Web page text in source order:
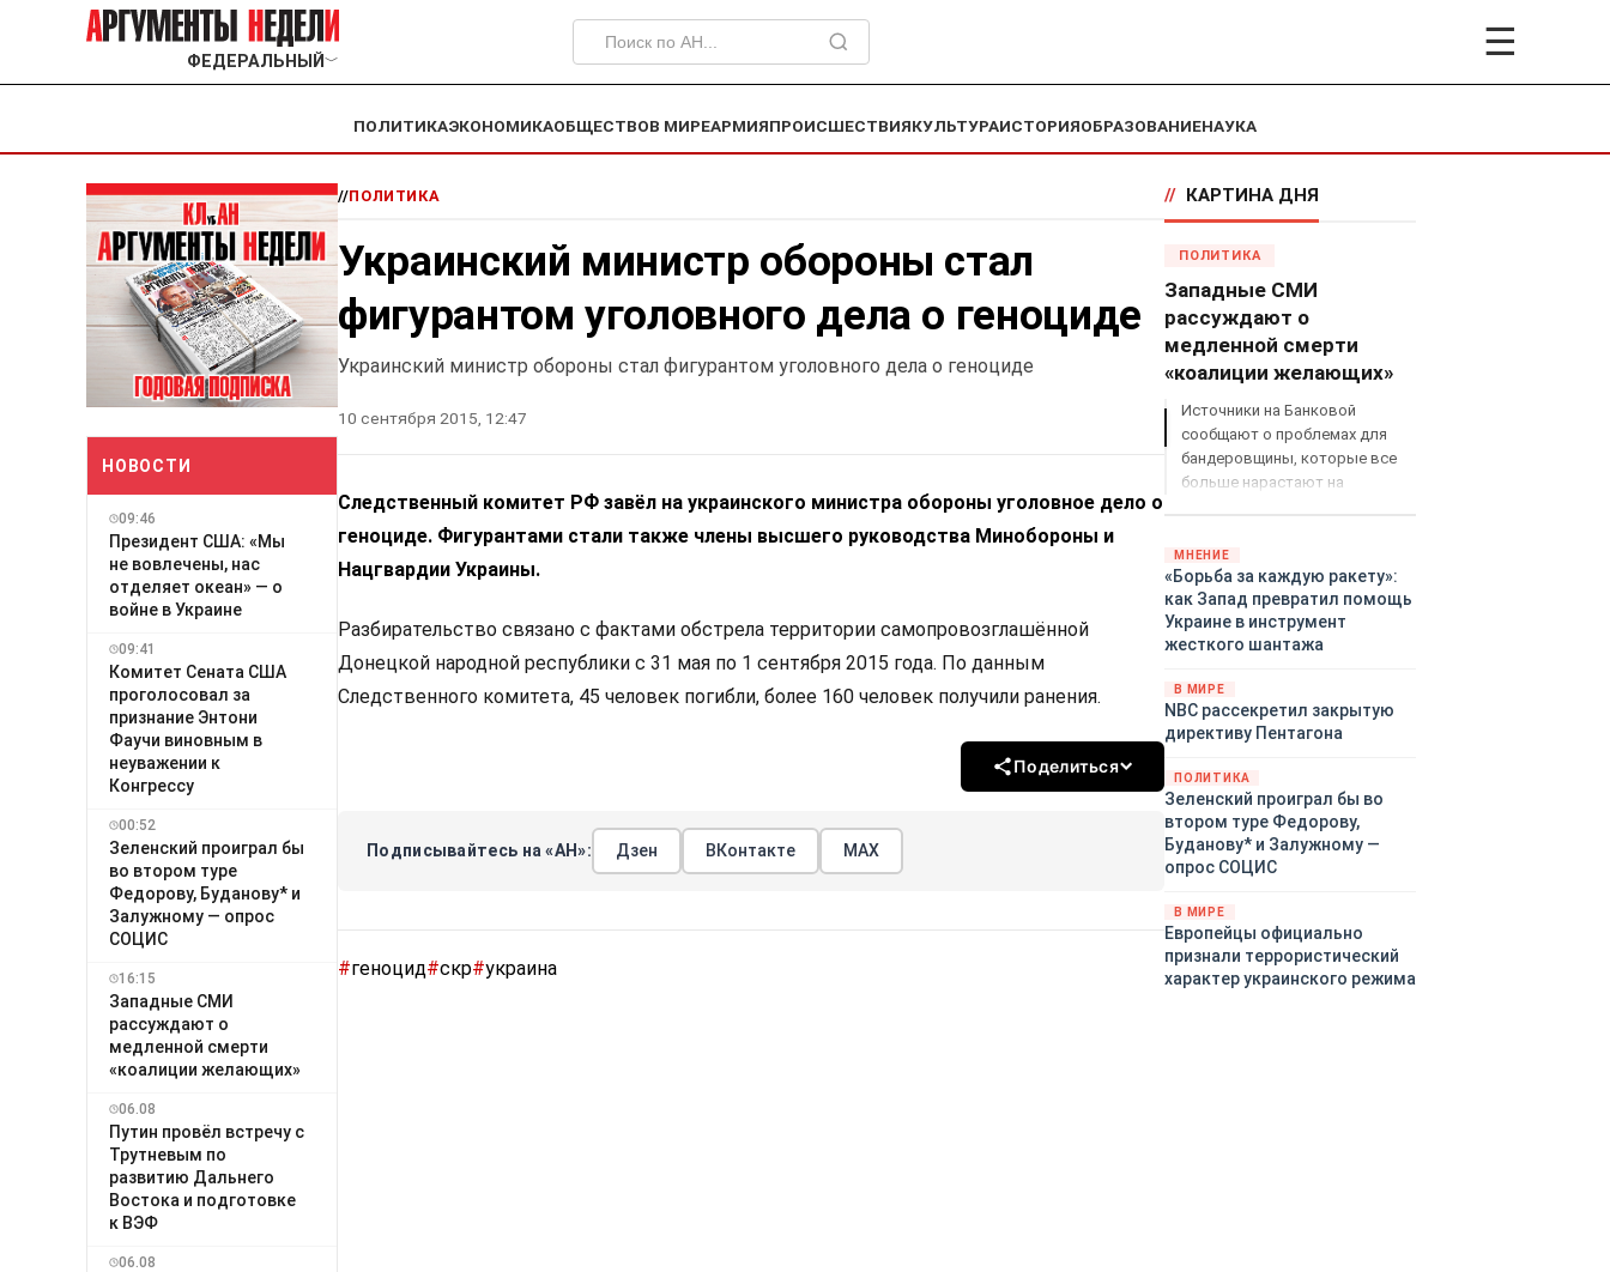
ФЕДЕРАЛЬНЫЙ ﹀ ☰
ПОЛИТИКАЭКОНОМИКАОБЩЕСТВОВ МИРЕАРМИЯПРОИСШЕСТВИЯКУЛЬТУРАИСТОРИЯОБРАЗОВАНИЕНАУКА
НОВОСТИ
09:46
Президент США: «Мы
не вовлечены, нас
отделяет океан» — о
войне в Украине
09:41
Комитет Сената США
проголосовал за
признание Энтони
Фаучи виновным в
неуважении к
Конгрессу
00:52
Зеленский проиграл бы
во втором туре
Федорову, Буданову* и
Залужному — опрос
СОЦИС
16:15
Западные СМИ
рассуждают о
медленной смерти
«коалиции желающих»
06.08
Путин провёл встречу с
Трутневым по
развитию Дальнего
Востока и подготовке
к ВЭФ
06.08
//ПОЛИТИКА
Украинский министр обороны стал
фигурантом уголовного дела о геноциде
Украинский министр обороны стал фигурантом уголовного дела о геноциде
10 сентября 2015, 12:47
Следственный комитет РФ завёл на украинского министра обороны уголовное дело о
геноциде. Фигурантами стали также члены высшего руководства Минобороны и
Нацгвардии Украины.
Разбирательство связано с фактами обстрела территории самопровозглашённой
Донецкой народной республики с 31 мая по 1 сентября 2015 года. По данным
Следственного комитета, 45 человек погибли, более 160 человек получили ранения.
Поделиться
Подписывайтесь на «АН»: Дзен ВКонтакте МАХ
#геноцид#скр#украина
// КАРТИНА ДНЯ
ПОЛИТИКА
Западные СМИ
рассуждают о
медленной смерти
«коалиции желающих»
Источники на Банковой
сообщают о проблемах для
бандеровщины, которые все
больше нарастают на
«страны 404» в следующем
году. Однако киевские
временщики не торопятся
заключать мир - ведь есть
поддержка в ЕС.
Британии и Германии, выборы
во Франции могут полностью
изменить геополитический
ландшафт в мире, пока
Зеленский ожидает выборов
в США.
МНЕНИЕ
«Борьба за каждую ракету»:
как Запад превратил помощь
Украине в инструмент
жесткого шантажа
В МИРЕ
NBC рассекретил закрытую
директиву Пентагона
ПОЛИТИКА
Зеленский проиграл бы во
втором туре Федорову,
Буданову* и Залужному —
опрос СОЦИС
В МИРЕ
Европейцы официально
признали террористический
характер украинского режима